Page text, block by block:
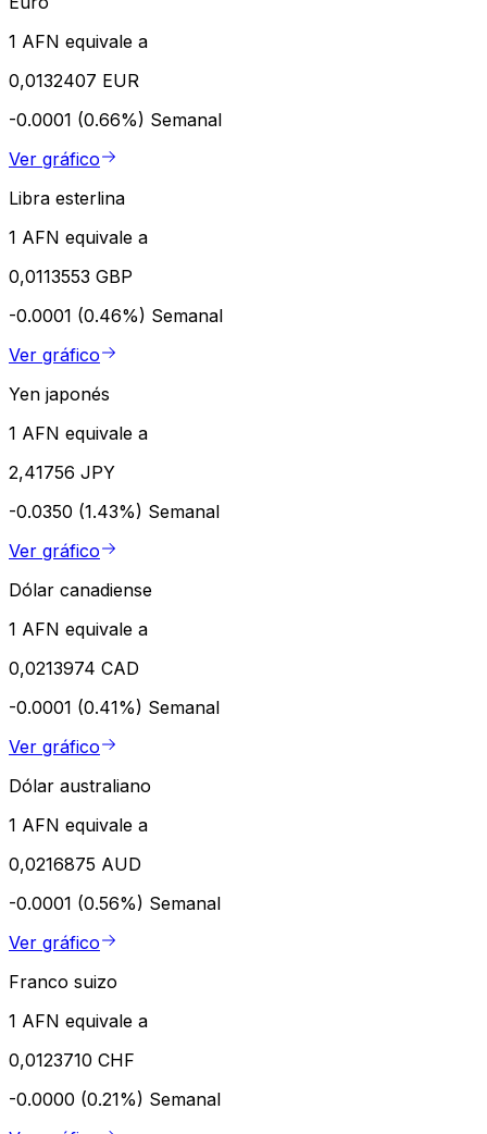
1 AFN equivale a
0,0132407 EUR
-0.0001 (0.66%) Semanal
Ver gráfico
Libra esterlina
1 AFN equivale a
0,0113553 GBP
-0.0001 (0.46%) Semanal
Ver gráfico
Yen japonés
1 AFN equivale a
2,41756 JPY
-0.0350 (1.43%) Semanal
Ver gráfico
Dólar canadiense
1 AFN equivale a
0,0213974 CAD
-0.0001 (0.41%) Semanal
Ver gráfico
Dólar australiano
1 AFN equivale a
0,0216875 AUD
-0.0001 (0.56%) Semanal
Ver gráfico
Franco suizo
1 AFN equivale a
0,0123710 CHF
-0.0000 (0.21%) Semanal